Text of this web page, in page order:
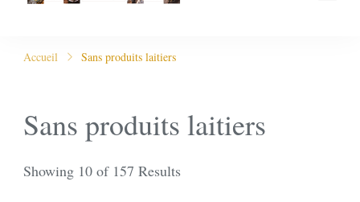
Accueil Sans produits laitiers
Sans produits laitiers
Showing 10 of 157 Results